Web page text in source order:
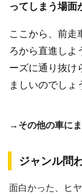
ってしまう場面
ここから、前走
ろから直進しよ
ーズに通り抜け
ましいのでしょ
→その他の車に
ジャンル問
面白かった、ヒ